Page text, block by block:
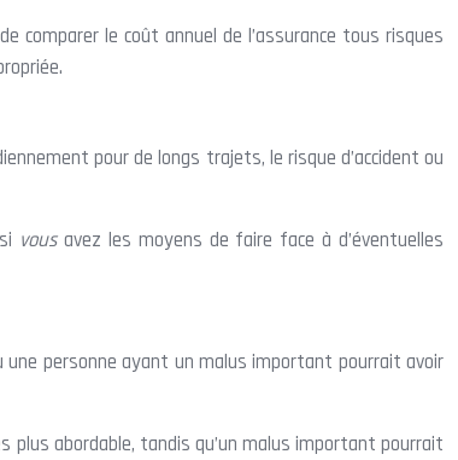
comparer le coût annuel de l’assurance tous risques
pour de longs trajets, le risque d’accident ou
vous avez les moyens de faire face à d’éventuelles
une personne ayant un malus important pourrait avoir
abordable, tandis qu’un malus important pourrait